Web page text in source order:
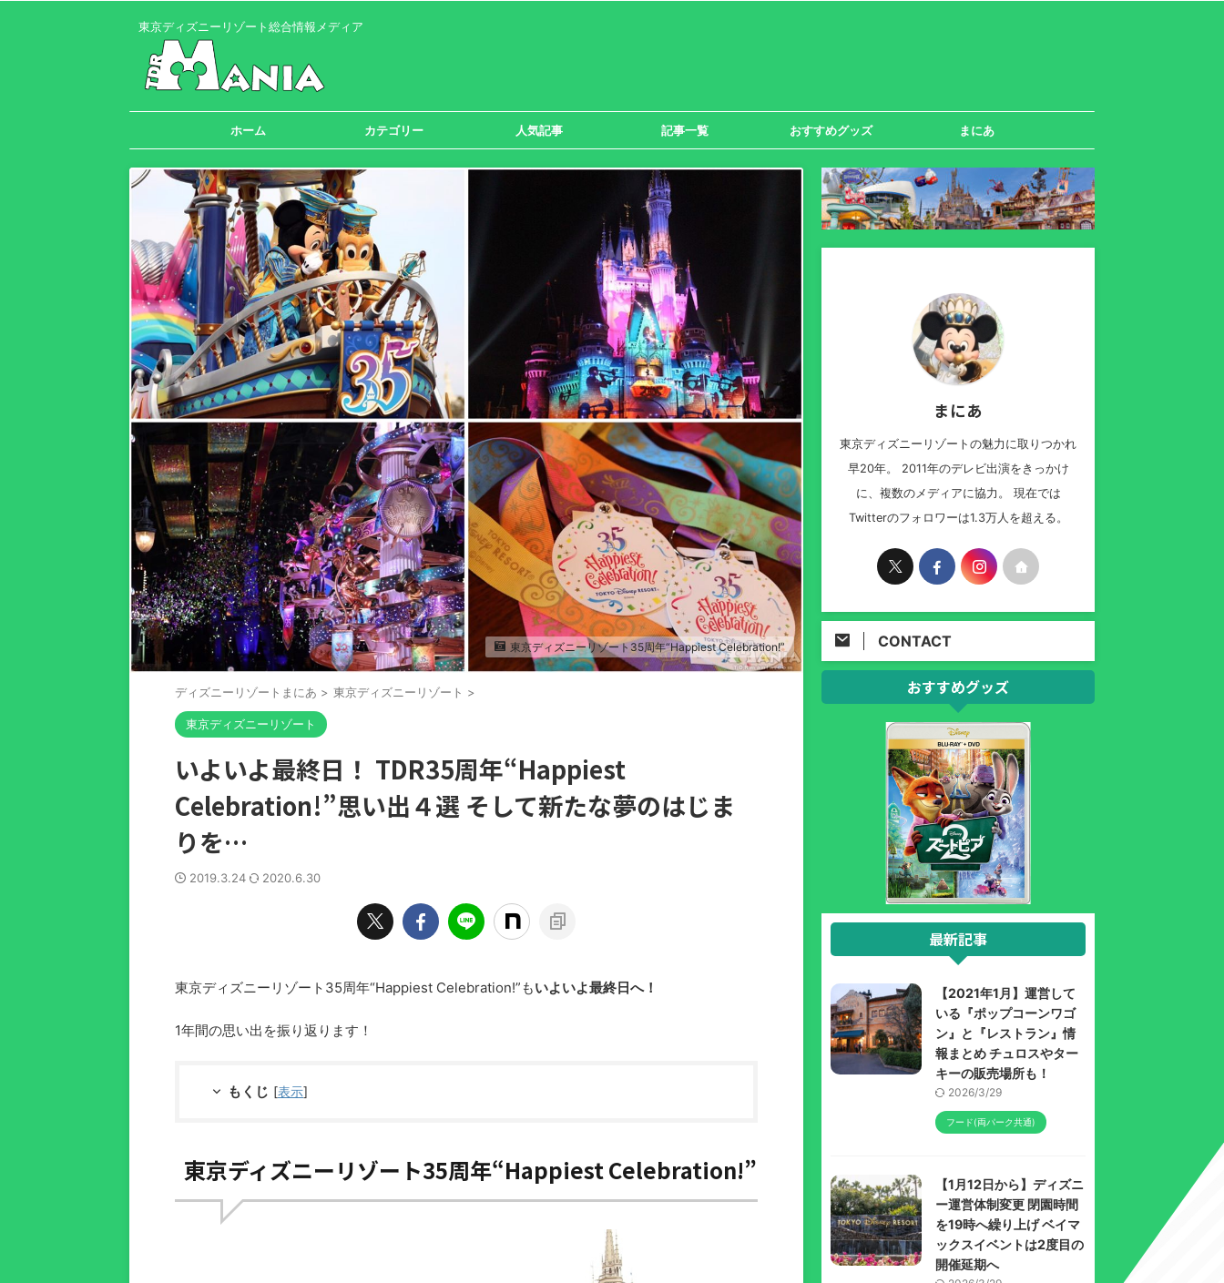
東京ディズニーリゾート総合情報メディア
ホーム カテゴリー 人気記事 記事一覧 おすすめグッズ まにあ
東京ディズニーリゾート35周年“Happiest Celebration!”
ディズニーリゾートまにあ > 東京ディズニーリゾート >
東京ディズニーリゾート
いよいよ最終日！ TDR35周年“Happiest
Celebration!”思い出４選 そして新たな夢のはじま
りを…
2019.3.24 2020.6.30
東京ディズニーリゾート35周年“Happiest Celebration!”もいよいよ最終日へ！
1年間の思い出を振り返ります！
もくじ [表示]
東京ディズニーリゾート35周年“Happiest Celebration!”
まにあ
東京ディズニーリゾートの魅力に取りつかれ
早20年。 2011年のデレビ出演をきっかけ
に、複数のメディアに協力。 現在では
Twitterのフォロワーは1.3万人を超える。
CONTACT
おすすめグッズ
最新記事
【2021年1月】運営して
いる『ポップコーンワゴ
ン』と『レストラン』情
報まとめ チュロスやター
キーの販売場所も！
2026/3/29
フード(両パーク共通)
【1月12日から】ディズニ
ー運営体制変更 閉園時間
を19時へ繰り上げ ベイマ
ックスイベントは2度目の
開催延期へ